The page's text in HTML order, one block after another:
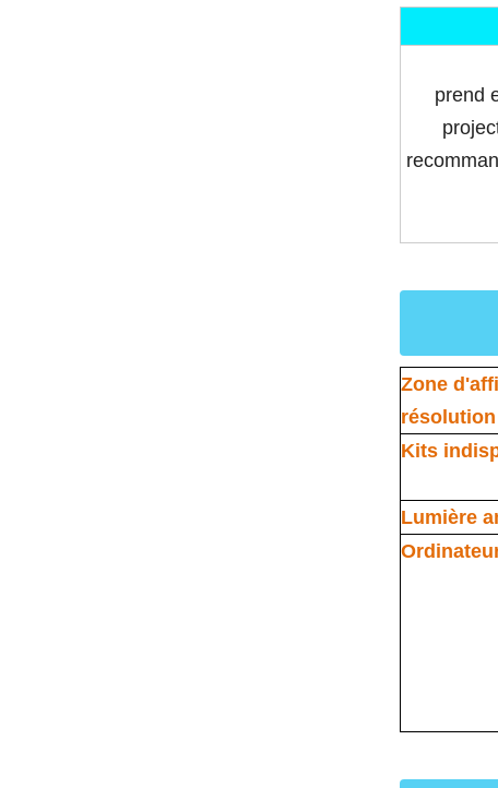
prend
Zone
Kits
Lumière